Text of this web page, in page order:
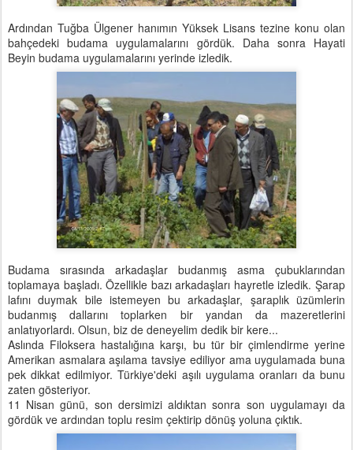
Ardından Tuğba Ülgener hanımın Yüksek Lisans tezine konu olan
bahçedeki budama uygulamalarını gördük. Daha sonra Hayati
Beyin budama uygulamalarını yerinde izledik.
Budama sırasında arkadaşlar budanmış asma çubuklarından
toplamaya başladı. Özellikle bazı arkadaşları hayretle izledik. Şarap
lafını duymak bile istemeyen bu arkadaşlar, şaraplık üzümlerin
budanmış dallarını toplarken bir yandan da mazeretlerini
anlatıyorlardı. Olsun, biz de deneyelim dedik bir kere...
Aslında Filoksera hastalığına karşı, bu tür bir çimlendirme yerine
Amerikan asmalara aşılama tavsiye ediliyor ama uygulamada buna
pek dikkat edilmiyor. Türkiye'deki aşılı uygulama oranları da bunu
zaten gösteriyor.
11 Nisan günü, son dersimizi aldıktan sonra son uygulamayı da
gördük ve ardından toplu resim çektirip dönüş yoluna çıktık.